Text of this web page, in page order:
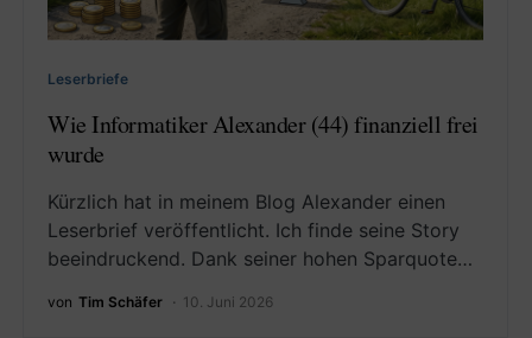
Leserbriefe
Wie Informatiker Alexander (44) finanziell frei
wurde
Kürzlich hat in meinem Blog Alexander einen
Leserbrief veröffentlicht. Ich finde seine Story
beeindruckend. Dank seiner hohen Sparquote…
von Tim Schäfer 10. Juni 2026